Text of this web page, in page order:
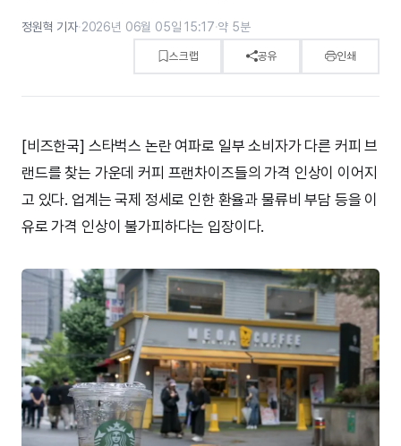
정원혁 기자·2026년 06월 05일 15:17·약 5분
스크랩 공유 인쇄
[비즈한국] 스타벅스 논란 여파로 일부 소비자가 다른 커피 브
랜드를 찾는 가운데 커피 프랜차이즈들의 가격 인상이 이어지
고 있다. 업계는 국제 정세로 인한 환율과 물류비 부담 등을 이
유로 가격 인상이 불가피하다는 입장이다.